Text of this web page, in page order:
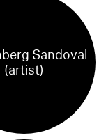
Sandoval
(artist)